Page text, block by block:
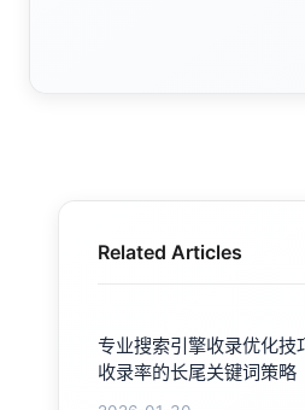
Related Articles
专业搜索引擎收录优化技
收录率的长尾关键词策略